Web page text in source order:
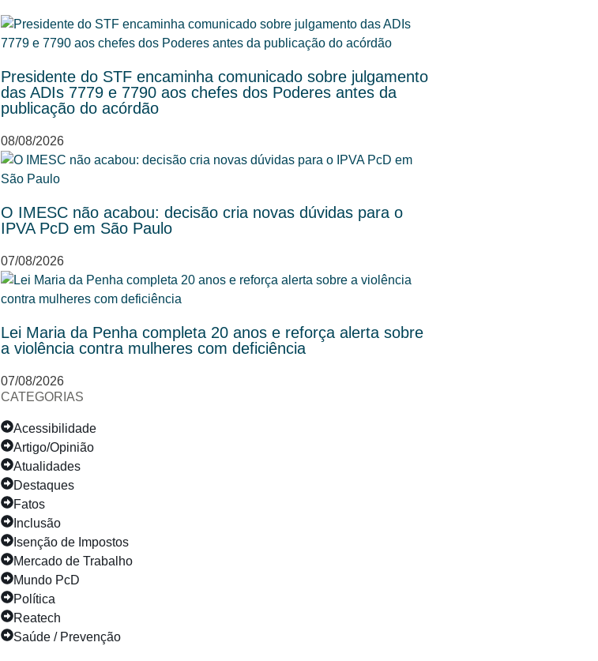
Presidente do STF encaminha comunicado sobre julgamento
das ADIs 7779 e 7790 aos chefes dos Poderes antes da
publicação do acórdão
08/08/2026
O IMESC não acabou: decisão cria novas dúvidas para o
IPVA PcD em São Paulo
07/08/2026
Lei Maria da Penha completa 20 anos e reforça alerta sobre
a violência contra mulheres com deficiência
07/08/2026
CATEGORIAS
Acessibilidade
Artigo/Opinião
Atualidades
Destaques
Fatos
Inclusão
Isenção de Impostos
Mercado de Trabalho
Mundo PcD
Política
Reatech
Saúde / Prevenção